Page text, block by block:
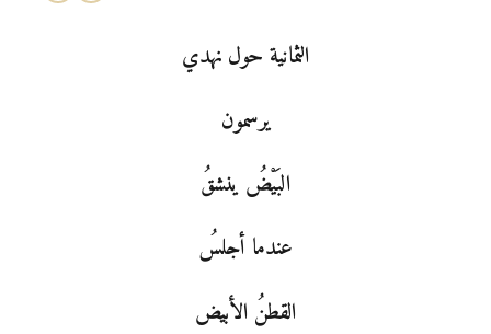
الثمانية حول نهدي
يرسمون
البَيْضُ ينشقُ
عندما أجلسُ
القطنُ الأبيض